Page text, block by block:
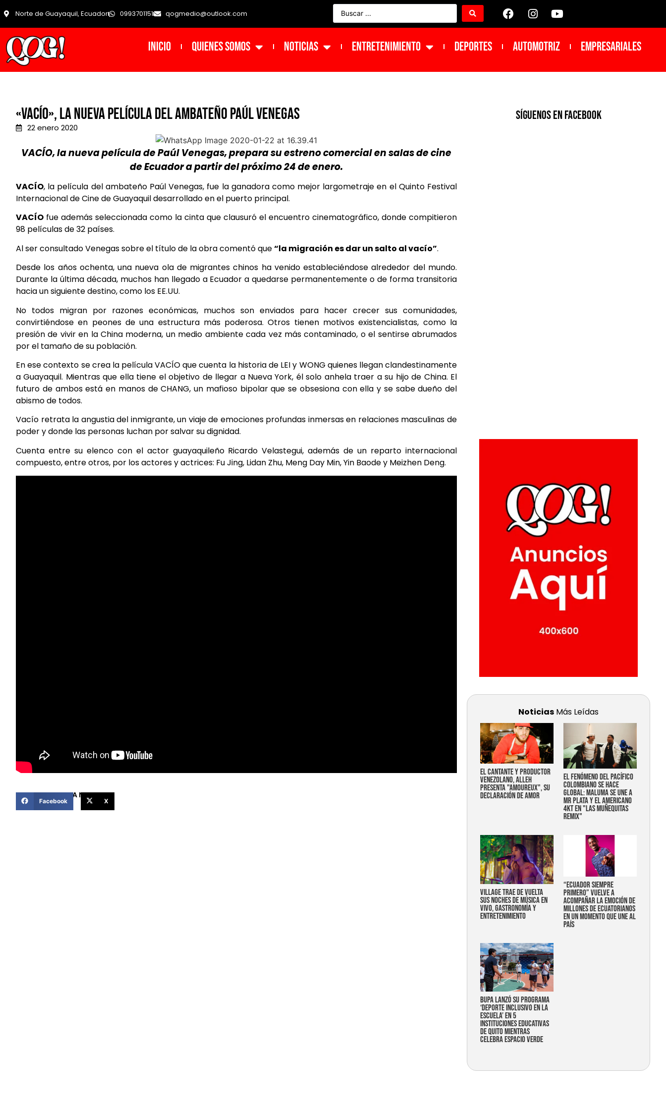
Norte de Guayaquil, Ecuador 0993701151 qogmedio@outlook.com
INICIO Quienes Somos NOTICIAS ENTRETENIMIENTO DEPORTES Automotriz Empresariales
«VACÍO», LA NUEVA PELÍCULA DEL AMBATEÑO PAÚL VENEGAS
22 enero 2020
VACÍO, la nueva película de Paúl Venegas,prepara su estreno comercial en salas de cine
de Ecuador a partir del próximo 24 de enero.
VACÍO, la película del ambateño Paúl Venegas, fue la ganadora como mejor largometraje en el Quinto Festival
Internacional de Cine de Guayaquil desarrollado en el puerto principal.
VACÍO fue además seleccionada como la cinta que clausuró el encuentro cinematográfico, donde compitieron
98 películas de 32 países.
Al ser consultado Venegas sobre el título de la obra comentó que“la migración es dar un salto al vacío”.
Desde los años ochenta, una nueva ola de migrantes chinos ha venido estableciéndose alrededor del mundo.
Durante la última década, muchos han llegado a Ecuador a quedarse permanentemente o de forma transitoria
hacia un siguiente destino, como los EE.UU.
No todos migran por razones económicas, muchos son enviados para hacer crecer sus comunidades,
convirtiéndose en peones de una estructura más poderosa. Otros tienen motivos existencialistas, como la
presión de vivir en la China moderna, un medio ambiente cada vez más contaminado, o el sentirse abrumados
por el tamaño de su población.
En ese contexto se crea la película VACÍO que cuenta la historia de LEI y WONG quienes llegan clandestinamente
a Guayaquil. Mientras que ella tiene el objetivo de llegar a Nueva York, él solo anhela traer a su hijo de China. El
futuro de ambos está en manos de CHANG, un mafioso bipolar que se obsesiona con ella y se sabe dueño del
abismo de todos.
Vacío retrata la angustia del inmigrante, un viaje de emociones profundas inmersas en relaciones masculinas de
poder y donde las personas luchan por salvar su dignidad.
Cuenta entre su elenco con el actor guayaquileño Ricardo Velastegui, además de un reparto internacional
compuesto, entre otros, por los actores y actrices: Fu Jing, Lidan Zhu, Meng Day Min, Yin Baode y Meizhen Deng.
COMPARTIR ESTA NOTICIA
Facebook X
SíGUENOS EN FACEBOOK
Noticias Más Leídas
EL CANTANTE Y PRODUCTOR
VENEZOLANO, ALLEH
PRESENTA "AMOUREUX", SU
DECLARACIÓN DE AMOR
EL FENÓMENO DEL PACÍFICO
COLOMBIANO SE HACE
GLOBAL: MALUMA SE UNE A
MR PLATA Y EL AMERICANO
4KT EN "LAS MUÑEQUITAS
REMIX"
Village trae de vuelta
sus noches de música en
vivo, gastronomía y
entretenimiento
“Ecuador siempre
primero” vuelve a
acompañar la emoción de
millones de ecuatorianos
en un momento que une al
país
Bupa lanzó su programa
‘Deporte Inclusivo en la
Escuela’ en 5
instituciones educativas
de Quito mientras
celebra espacio verde